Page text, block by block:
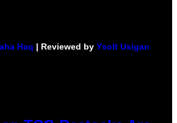
Haq | Reviewed by Ysolt Usigan